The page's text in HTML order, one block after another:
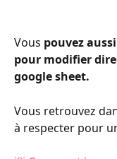
Vous pouvez
pour modifier
google sheet.
Vous retrouvez
à respecter pour